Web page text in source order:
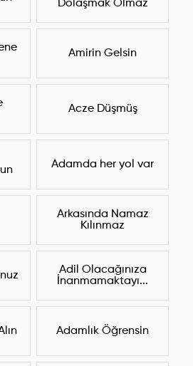
Dolaşmak Olmaz
Amirin Gelsin
Acze Düşmüş
Adamda her yol var
Arkasında Namaz
Kılınmaz
Adil Olacağınıza
İnanmamaktayı...
Adamlık Öğrensin